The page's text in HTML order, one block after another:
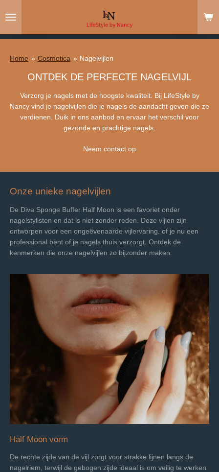
direct
Home » Cosmetica » Nagelvijlen
ONTDEK DE PERFECTE NAGELVIJL
Verzorg je nagels met de hoogste kwaliteit. Bij LifeStyle by
Nancy vind je nagelvijlen die je nagels de aandacht geven die ze
verdienen. Duik in ons aanbod en ervaar het verschil voor
gezonde en prachtige nagels.
Neem contact op
Onze unieke nagelvijlen
De Diva Sponge Buffer Half Moon is een favoriet onder
nagelstylisten en dat is niet zonder reden. Deze vijlen zijn
ontworpen voor een ongeëvenaarde vijlervaring, of je nu een
professional bent of je nagels thuis verzorgt. Ontdek de
kenmerken die onze nagelvijlen zo bijzonder maken.
Half Moon vorm
De rechte zijde van de vijl zorgt voor strakke lijnen langs de
nagelriem, terwijl de gebogen zijde ideaal is om veilig te werken